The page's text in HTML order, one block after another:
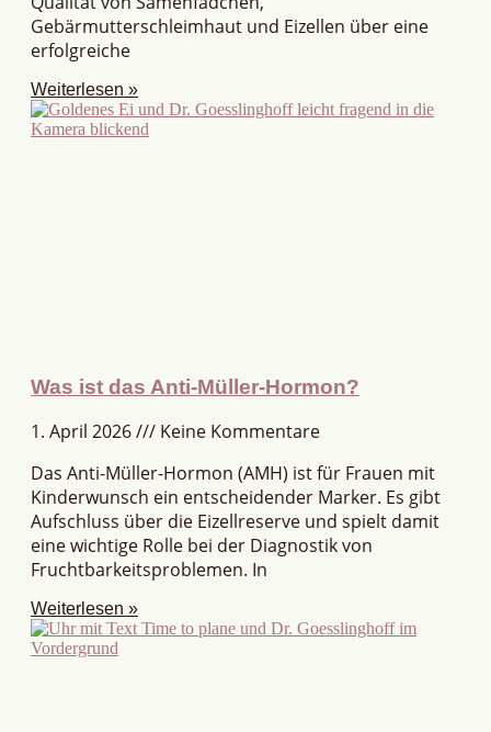
Gebärmutterschleimhaut und Eizellen über eine
erfolgreiche
Weiterlesen »
Was ist das Anti-Müller-Hormon?
1. April 2026
Keine Kommentare
Das Anti-Müller-Hormon (AMH) ist für Frauen mit
Kinderwunsch ein entscheidender Marker. Es gibt
Aufschluss über die Eizellreserve und spielt damit
eine wichtige Rolle bei der Diagnostik von
Fruchtbarkeitsproblemen. In
Weiterlesen »